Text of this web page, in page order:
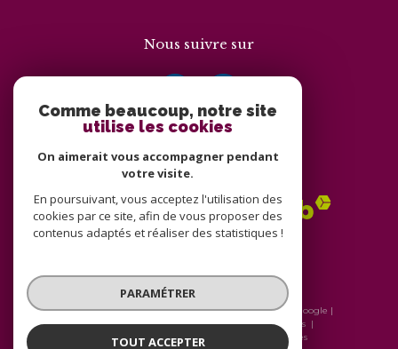
Nous suivre sur
Adhérents
© 2026 | Tous droits réservés | Traduction powered by Google |
Nos honoraires
Plan du site
Mentions légales
Admin
Nos liens Politique RGPD Cookies
Comme beaucoup, notre site
utilise les cookies
On aimerait vous accompagner pendant
votre visite.
En poursuivant, vous acceptez l'utilisation des
cookies par ce site, afin de vous proposer des
contenus adaptés et réaliser des statistiques !
PARAMÉTRER
TOUT ACCEPTER